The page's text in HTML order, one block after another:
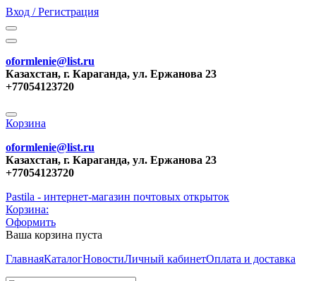
Вход / Регистрация
oformlenie@list.ru
Казахстан, г. Караганда, ул. Ержанова 23
+77054123720
Корзина
oformlenie@list.ru
Казахстан, г. Караганда, ул. Ержанова 23
+77054123720
Pastila - интернет-магазин почтовых открыток
Корзина:
Оформить
Ваша корзина пуста
ГлавнаяКаталогНовостиЛичный кабинетОплата и доставка